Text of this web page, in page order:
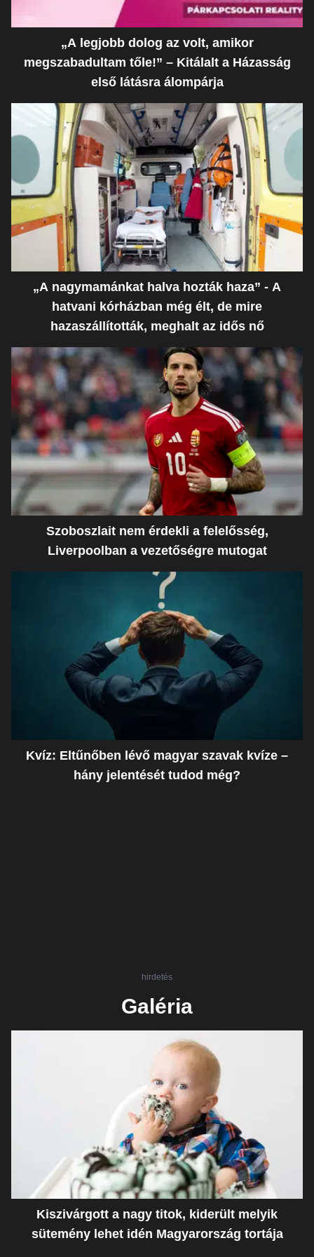
„A legjobb dolog az volt, amikor
megszabadultam tőle!” – Kitálalt a Házasság
első látásra álompárja
„A nagymamánkat halva hozták haza” - A
hatvani kórházban még élt, de mire
hazaszállították, meghalt az idős nő
Szoboszlait nem érdekli a felelősség,
Liverpoolban a vezetőségre mutogat
Kvíz: Eltűnőben lévő magyar szavak kvíze –
hány jelentését tudod még?
hirdetés
Galéria
Kiszivárgott a nagy titok, kiderült melyik
sütemény lehet idén Magyarország tortája